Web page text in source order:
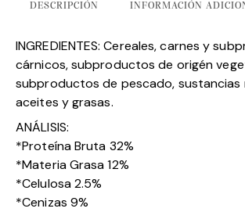
DESCRIPCIÓN INFORMACIÓN
INGREDIENTES: Cereales, carnes y
cárnicos, subproductos de origén
subproductos de pescado, sustancias
aceites y grasas.
ANÁLISIS:
*Proteína Bruta 32%
*Materia Grasa 12%
*Celulosa 2.5%
*Cenizas 9%